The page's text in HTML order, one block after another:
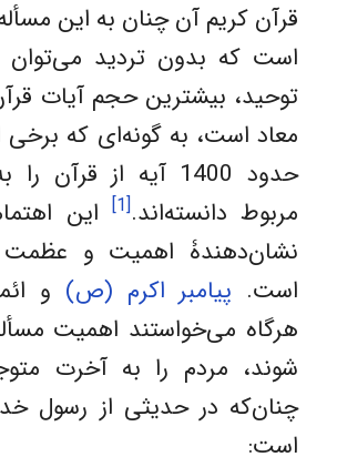
قرآن کریم آن چنان به این
است که بدون تردید
توحید، بیشترین حجم آیات
معاد است، به گونه‌ای که برخی
حدود 1400 آیه از
مربوط دانسته‌اند.[1]
این
نشان‌دهندۀ اهمیت و عظمت
است. پیامبر اکرم (ص) و
هرگاه می‌خواستند اهمیت
شوند، مردم را به آخرت
چنان‌که در حدیثی از رسول
است: